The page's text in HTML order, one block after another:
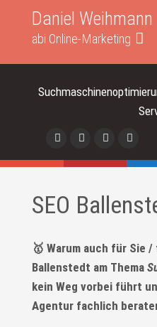
Daniel Weihmann
abi Online-Marketing
SEO
🥇 Warum auch für Sie
Ballenstedt am Thema
kein Weg vorbei führt
Agentur fachlich